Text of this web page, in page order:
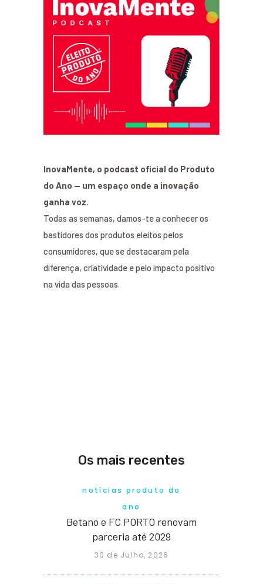
InovaMente, o podcast oficial do Produto
do Ano — um espaço onde a inovação
ganha voz.
Todas as semanas, damos-te a conhecer os
bastidores dos produtos eleitos pelos
consumidores, que se destacaram pela
diferença, criatividade e pelo impacto positivo
na vida das pessoas.
Os mais recentes
notícias produto do
ano
Betano e FC PORTO renovam
parceria até 2029
30 de Julho, 2026